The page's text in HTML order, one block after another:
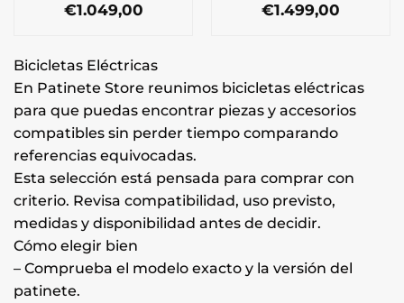
€1.049,00 €1.499,00
Bicicletas Eléctricas
En Patinete Store reunimos bicicletas eléctricas
para que puedas encontrar piezas y accesorios
compatibles sin perder tiempo comparando
referencias equivocadas.
Esta selección está pensada para comprar con
criterio. Revisa compatibilidad, uso previsto,
medidas y disponibilidad antes de decidir.
Cómo elegir bien
– Comprueba el modelo exacto y la versión del
patinete.